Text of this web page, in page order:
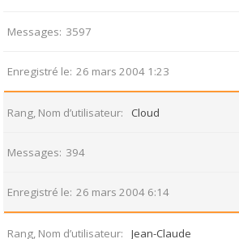
Messages 3597
Enregistré le 26 mars 2004 1:23
Rang, Nom d’utilisateur Cloud
Messages 394
Enregistré le 26 mars 2004 6:14
Rang, Nom d’utilisateur Jean-Claude